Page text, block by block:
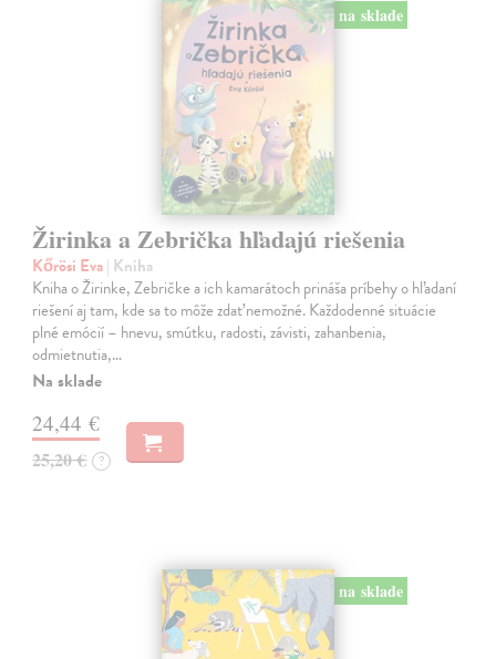
na sklade
Žirinka a Zebrička hľadajú riešenia
Kőrösi Eva| Kniha
Kniha o Žirinke, Zebričke a ich kamarátoch prináša príbehy o hľadaní
riešení aj tam, kde sa to môže zdať nemožné. Každodenné situácie
plné emócií – hnevu, smútku, radosti, závisti, zahanbenia,
odmietnutia,…
Na sklade
24,44 €
25,20 € ?
na sklade